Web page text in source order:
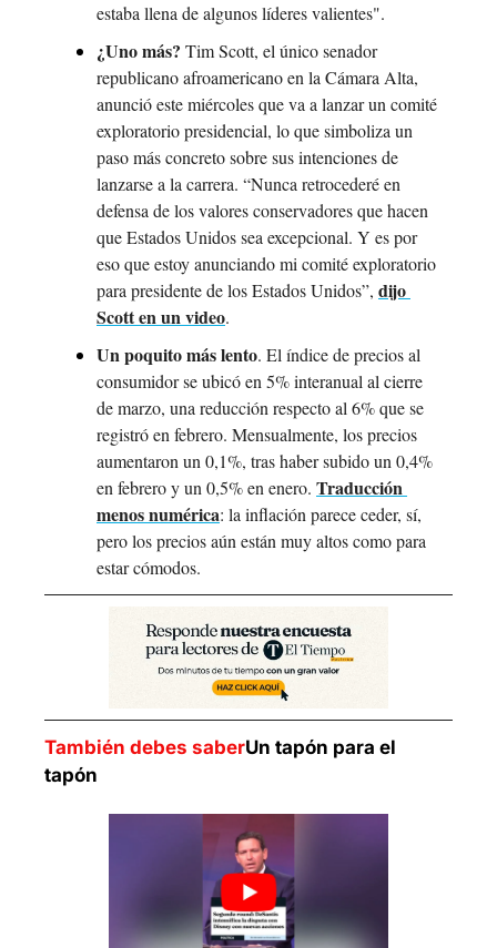
estaba llena de algunos líderes valientes".
¿Uno más? Tim Scott, el único senador
republicano afroamericano en la Cámara Alta,
anunció este miércoles que va a lanzar un comité
exploratorio presidencial, lo que simboliza un
paso más concreto sobre sus intenciones de
lanzarse a la carrera. “Nunca retrocederé en
defensa de los valores conservadores que hacen
que Estados Unidos sea excepcional. Y es por
eso que estoy anunciando mi comité exploratorio
para presidente de los Estados Unidos”, dijo
Scott en un video.
Un poquito más lento. El índice de precios al
consumidor se ubicó en 5% interanual al cierre
de marzo, una reducción respecto al 6% que se
registró en febrero. Mensualmente, los precios
aumentaron un 0,1%, tras haber subido un 0,4%
en febrero y un 0,5% en enero. Traducción
menos numérica: la inflación parece ceder, sí,
pero los precios aún están muy altos como para
estar cómodos.
También debes saberUn tapón para el
tapón